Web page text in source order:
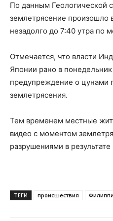
По данным Геологической
землетрясение произошло
незадолго до 7:40 утра по
Отмечается, что власти
Японии рано в
предупреждение о цунами
землетрясения.
Тем временем местные
видео с моментом
разрушениями в
ТЕГИ происшествия